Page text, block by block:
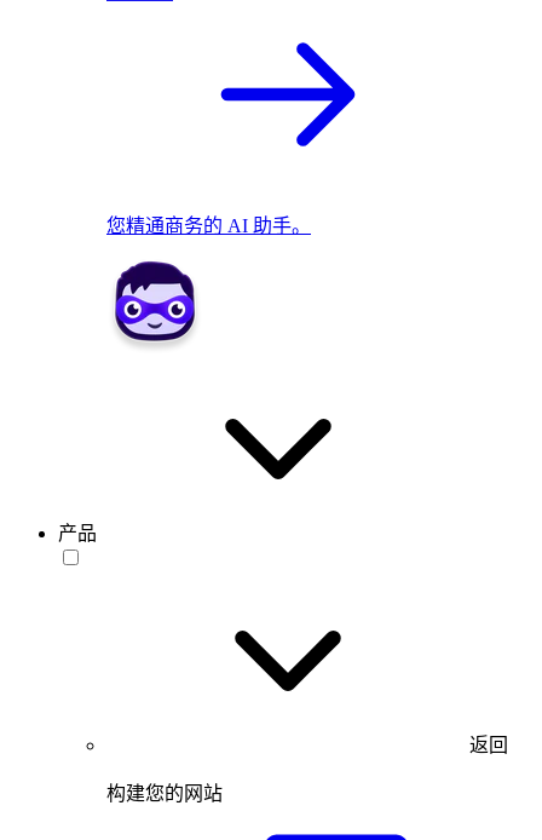
您精通商务的 AI 助手。
产品
返回
构建您的网站